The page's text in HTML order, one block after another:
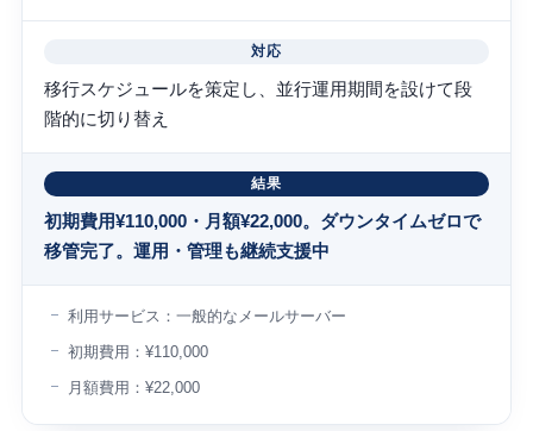
対応
移行スケジュールを策定し、並行運用期間を設けて段
階的に切り替え
結果
初期費用¥110,000・月額¥22,000。ダウンタイムゼロで
移管完了。運用・管理も継続支援中
利用サービス：一般的なメールサーバー
初期費用：¥110,000
月額費用：¥22,000